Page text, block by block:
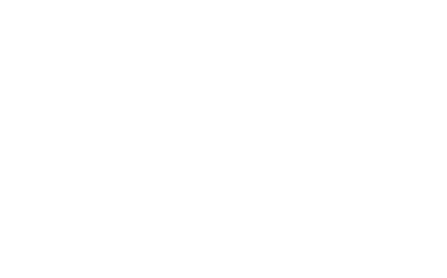
kaufen
Group Immobilie:
werden ohne Provision (3,6% inkl. MwSt.)